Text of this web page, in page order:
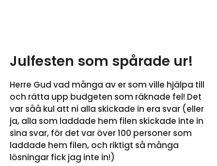
Julfesten som spårade ur!
Herre Gud vad många av er som ville hjälpa till
och rätta upp budgeten som räknade fel! Det
var såå kul att ni alla skickade in era svar (eller
ja, alla som laddade hem filen skickade inte in
sina svar, för det var över 100 personer som
laddade hem filen, och riktigt så många
lösningar fick jag inte in!)